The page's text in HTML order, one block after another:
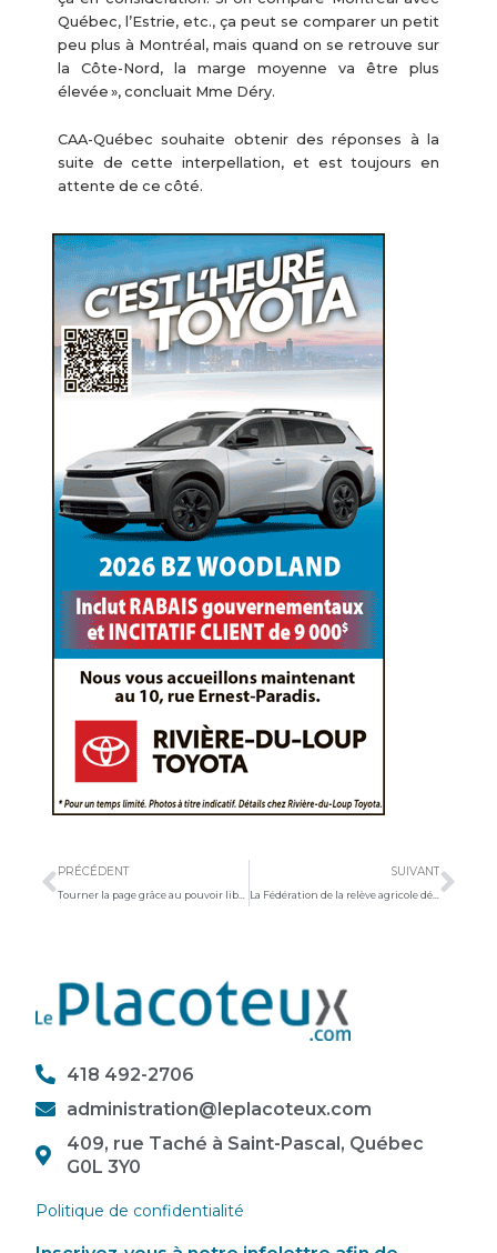
Québec, l’Estrie, etc., ça peut se comparer un petit
peu plus à Montréal, mais quand on se retrouve sur
la Côte-Nord, la marge moyenne va être plus
élevée », concluait Mme Déry.
CAA-Québec souhaite obtenir des réponses à la
suite de cette interpellation, et est toujours en
attente de ce côté.
PRÉCÉDENT
Tourner la page grâce au pouvoir libérateur de l’écriture
SUIVANT
La Fédération de la relève agricole dévoile ses 19 revendications
418 492-2706
administration@leplacoteux.com
409, rue Taché à Saint-Pascal, Québec
G0L 3Y0
Politique de confidentialité